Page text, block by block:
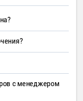
с менеджером